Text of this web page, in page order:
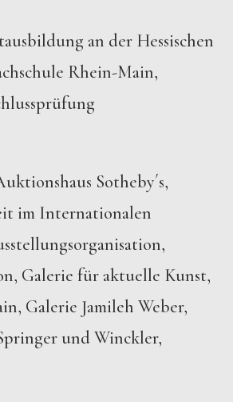
an der Hessischen
Rhein-Main,
Sotheby´s,
im Internationalen
Galerie für aktuelle Kunst,
Galerie Jamileh Weber,
und Winckler,